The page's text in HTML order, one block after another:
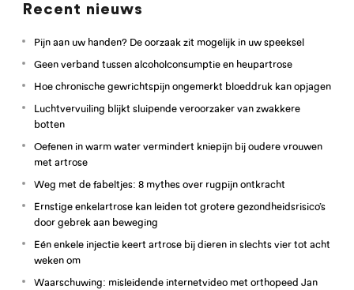
Recent nieuws
Pijn aan uw handen? De oorzaak zit mogelijk in uw speeksel
Geen verband tussen alcoholconsumptie en heupartrose
Hoe chronische gewrichtspijn ongemerkt bloeddruk kan opjagen
Luchtvervuiling blijkt sluipende veroorzaker van zwakkere
botten
Oefenen in warm water vermindert kniepijn bij oudere vrouwen
met artrose
Weg met de fabeltjes: 8 mythes over rugpijn ontkracht
Ernstige enkelartrose kan leiden tot grotere gezondheidsrisico’s
door gebrek aan beweging
Eén enkele injectie keert artrose bij dieren in slechts vier tot acht
weken om
Waarschuwing: misleidende internetvideo met orthopeed Jan